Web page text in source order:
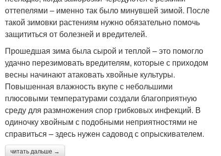
оттепелями – именно так было минувшей зимой. После
такой зимовки растениям нужно обязательно помочь
защититься от болезней и вредителей.
Прошедшая зима была сырой и теплой – это помогло
удачно перезимовать вредителям, которые с приходом
весны начинают атаковать хвойные культуры.
Повышенная влажность вкупе с небольшими
плюсовыми температурами создали благоприятную
среду для размножения спор грибковых инфекций. В
одиночку хвойным с подобными неприятностями не
справиться – здесь нужен садовод с опрыскивателем.
читать дальше →